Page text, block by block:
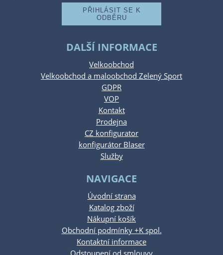
DALŠÍ INFORMACE
Velkoobchod
Velkoobchod a maloobchod Zelený Sport
GDPR
VOP
Kontakt
Prodejna
CZ konfigurator
konfigurátor Blaser
Služby
NAVIGACE
Úvodní strana
Katalog zboží
Nákupní košík
Obchodní podmínky +K spol.
Kontaktní informace